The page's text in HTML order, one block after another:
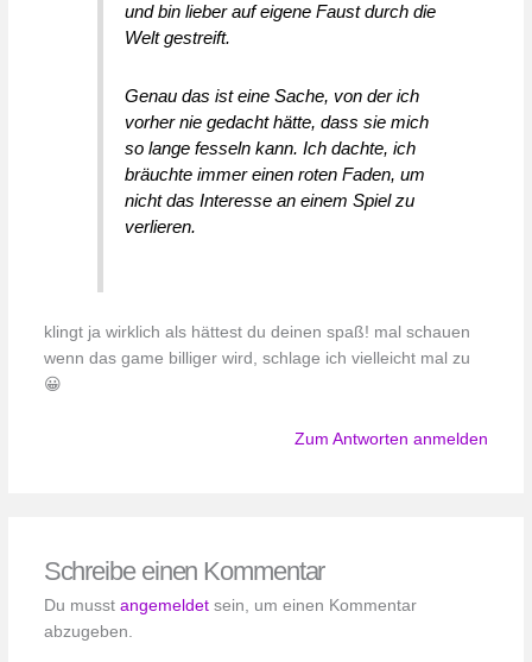
und bin lieber auf eigene Faust durch die
Welt gestreift.
Genau das ist eine Sache, von der ich
vorher nie gedacht hätte, dass sie mich
so lange fesseln kann. Ich dachte, ich
bräuchte immer einen roten Faden, um
nicht das Interesse an einem Spiel zu
verlieren.
klingt ja wirklich als hättest du deinen spaß! mal schauen
wenn das game billiger wird, schlage ich vielleicht mal zu
😀
Zum Antworten anmelden
Schreibe einen Kommentar
Du musst angemeldetsein, um einen Kommentar
abzugeben.